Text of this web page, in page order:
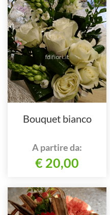
Bouquet bianco
A partire da:
€ 20,00